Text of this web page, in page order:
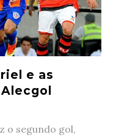
e as
o segundo gol,